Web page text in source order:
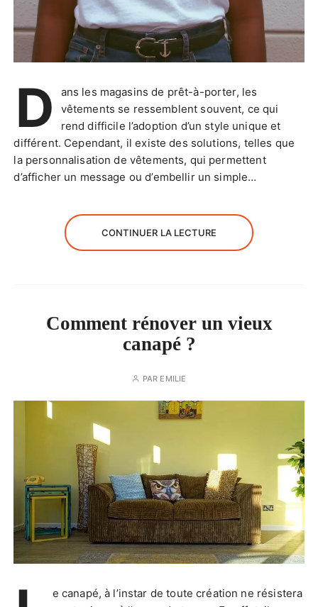
D
ans les magasins de prêt-à-porter, les
vêtements se ressemblent souvent, ce qui
rend difficile l’adoption d’un style unique et
différent. Cependant, il existe des solutions, telles que
la personnalisation de vêtements, qui permettent
d’afficher un message ou d’embellir un simple…
CONTINUER LA LECTURE
Comment rénover un vieux
canapé ?
PAR EMILIE
e canapé, à l’instar de toute création ne résistera